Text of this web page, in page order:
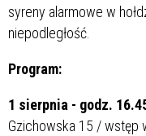
syreny alarmowe w
niepodległość.
Program:
1 sierpnia - godz.
Gzichowska 15 / wstęp